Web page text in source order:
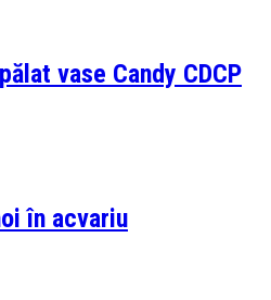
vase Candy CDCP
în acvariu